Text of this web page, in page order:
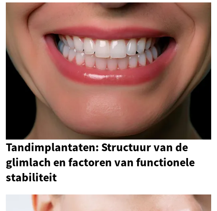
Tandimplantaten: Structuur van de
glimlach en factoren van functionele
stabiliteit